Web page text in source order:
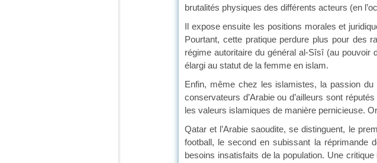
brutalités physiques des différents acteurs (en
Il expose ensuite les positions morales et
Pourtant, cette pratique perdure plus pour des
régime autoritaire du général al-Sîsî (au
élargi au statut de la femme en islam.
Enfin, même chez les islamistes, la passion
conservateurs d’Arabie ou d’ailleurs sont
les valeurs islamiques de manière pernicieuse.
Qatar et l’Arabie saoudite, se distinguent, le
football, le second en subissant la réprimande
besoins insatisfaits de la population. Une